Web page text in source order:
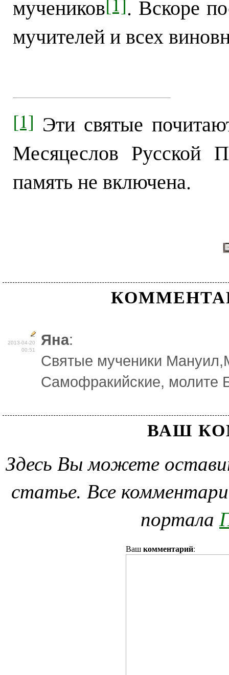
мучеников
. Вскоре
мучителей и всех
[1] Эти святые
Месяцеслов Русской
память не включена.
2013-04-20
00:51
Яна:
Святые мученики
Самофракийские, молите
ВАШ
Здесь Вы можете
статье. Все
портала
Вашкомментарий: